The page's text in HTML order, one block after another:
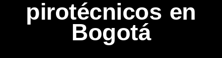
pirotécnicos en
Bogotá